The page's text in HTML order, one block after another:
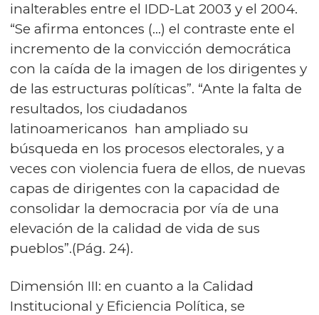
inalterables entre el IDD-Lat 2003 y el 2004.
“Se afirma entonces (...) el contraste ente el
incremento de la convicción democrática
con la caída de la imagen de los dirigentes y
de las estructuras políticas”. “Ante la falta de
resultados, los ciudadanos
latinoamericanos han ampliado su
búsqueda en los procesos electorales, y a
veces con violencia fuera de ellos, de nuevas
capas de dirigentes con la capacidad de
consolidar la democracia por vía de una
elevación de la calidad de vida de sus
pueblos”.(Pág. 24).
Dimensión III: en cuanto a la Calidad
Institucional y Eficiencia Política, se